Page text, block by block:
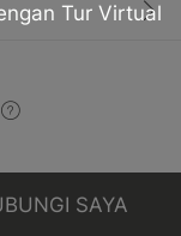
SAYA
Tur Virtual